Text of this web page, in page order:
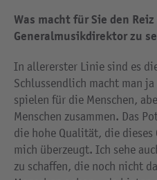
Was macht für Sie den
Generalmusikdirektor zu
In allererster Linie sind es
Schlussendlich macht man
spielen für die Menschen,
Menschen zusammen. Das
die hohe Qualität, die dieses
mich überzeugt. Ich sehe
zu schaffen, die noch nicht